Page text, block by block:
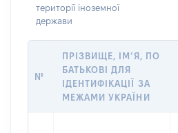
території іноземної
держави
№
ПРІЗВИЩЕ, ІМ’Я, ПО
БАТЬКОВІ ДЛЯ
ІДЕНТИФІКАЦІЇ ЗА
МЕЖАМИ УКРАЇНИ